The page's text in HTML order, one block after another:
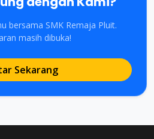
bersama SMK Remaja Pluit.
masih dibuka!
Sekarang